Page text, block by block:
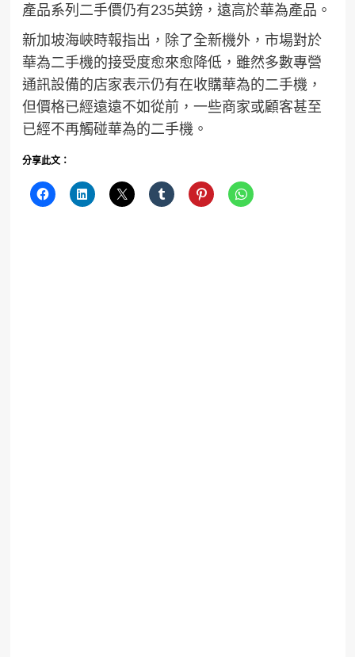
產品系列二手價仍有235英鎊，遠高於華為產品。
新加坡海峽時報指出，除了全新機外，市場對於
華為二手機的接受度愈來愈降低，雖然多數專營
通訊設備的店家表示仍有在收購華為的二手機，
但價格已經遠遠不如從前，一些商家或顧客甚至
已經不再觸碰華為的二手機。
分享此文：